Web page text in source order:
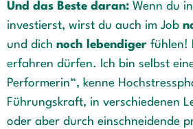
Und das Beste daran: Wenn du
investierst, wirst du auch im Job
und dich noch lebendiger fühlen!
erfahren dürfen. Ich bin selbst
Performerin“, kenne
Führungskraft, in verschiedenen
oder aber durch einschneidende